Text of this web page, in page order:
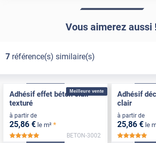
Vous aimerez aussi
7référence(s) similaire(s)
Meilleure vente
Adhésif effet béton clair
texturé
à partir de
25,86 € le m² *
*****
BETON-3002
Adhésif
clair
à partir de
25,86 € le